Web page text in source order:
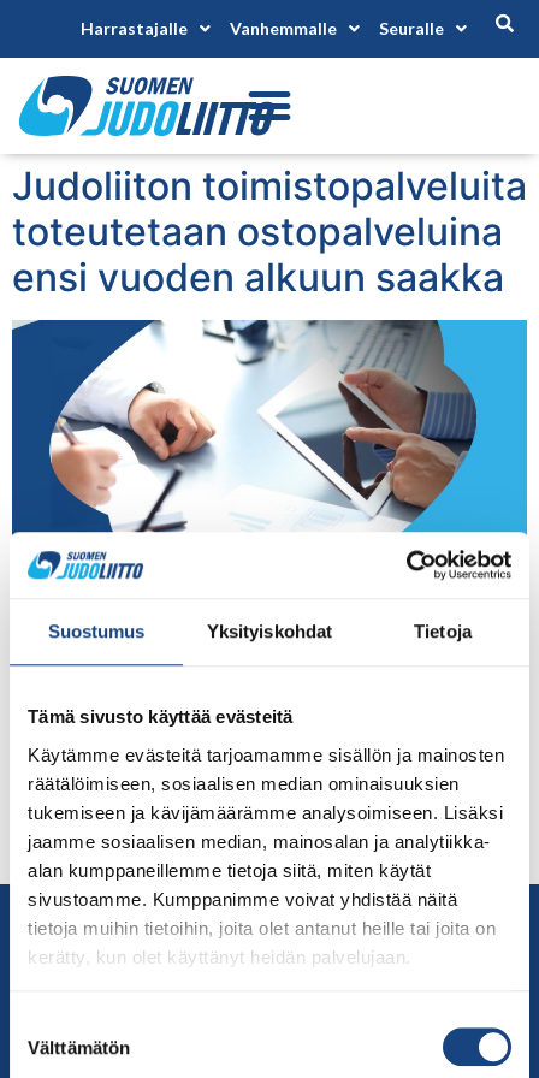
Suostumus Yksityiskohdat Tietoja
Tämä sivusto käyttää evästeitä
Käytämme evästeitä tarjoamamme sisällön ja mainosten
räätälöimiseen, sosiaalisen median ominaisuuksien
tukemiseen ja kävijämäärämme analysoimiseen. Lisäksi
jaamme sosiaalisen median, mainosalan ja analytiikka-
alan kumppaneillemme tietoja siitä, miten käytät
sivustoamme. Kumppanimme voivat yhdistää näitä
tietoja muihin tietoihin, joita olet antanut heille tai joita on
kerätty, kun olet käyttänyt heidän palvelujaan.
valinta
Välttämätön
Harrastajalle Vanhemmalle Seuralle
Judoliiton toimistopalveluita
toteutetaan ostopalveluina
ensi vuoden alkuun saakka
Judoliiton toimistopalveluissa on siirtymävaihe
taloushallintoasiat on päätetty hankkia ostopalveluna.
toimistohenkilön rekrytointiin ja hallinon uudistuksen
yhdistystoiminnan ammattilaiselta sujuvat judo ja
taloushallinto Judoliiton juoksevia taloushallinnon
tehtäviä on valittu hoitamaan K.Karvonen Oy, jonka
hallituksen puheenjohtaja on judoka […]
Yhteystiedot
Suomen Judoliitto